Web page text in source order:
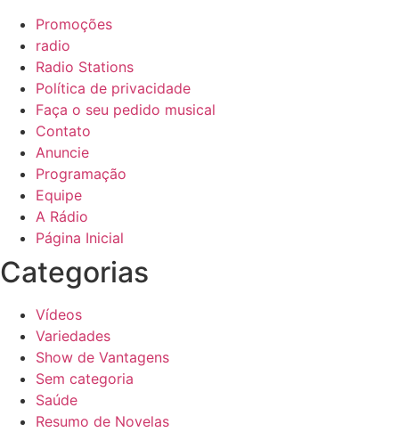
Promoções
radio
Radio Stations
Política de privacidade
Faça o seu pedido musical
Contato
Anuncie
Programação
Equipe
A Rádio
Página Inicial
Categorias
Vídeos
Variedades
Show de Vantagens
Sem categoria
Saúde
Resumo de Novelas